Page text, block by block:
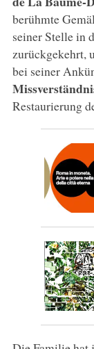
berühmte
seiner Stelle in
zurückgekehrt,
bei seiner
Restaurierung